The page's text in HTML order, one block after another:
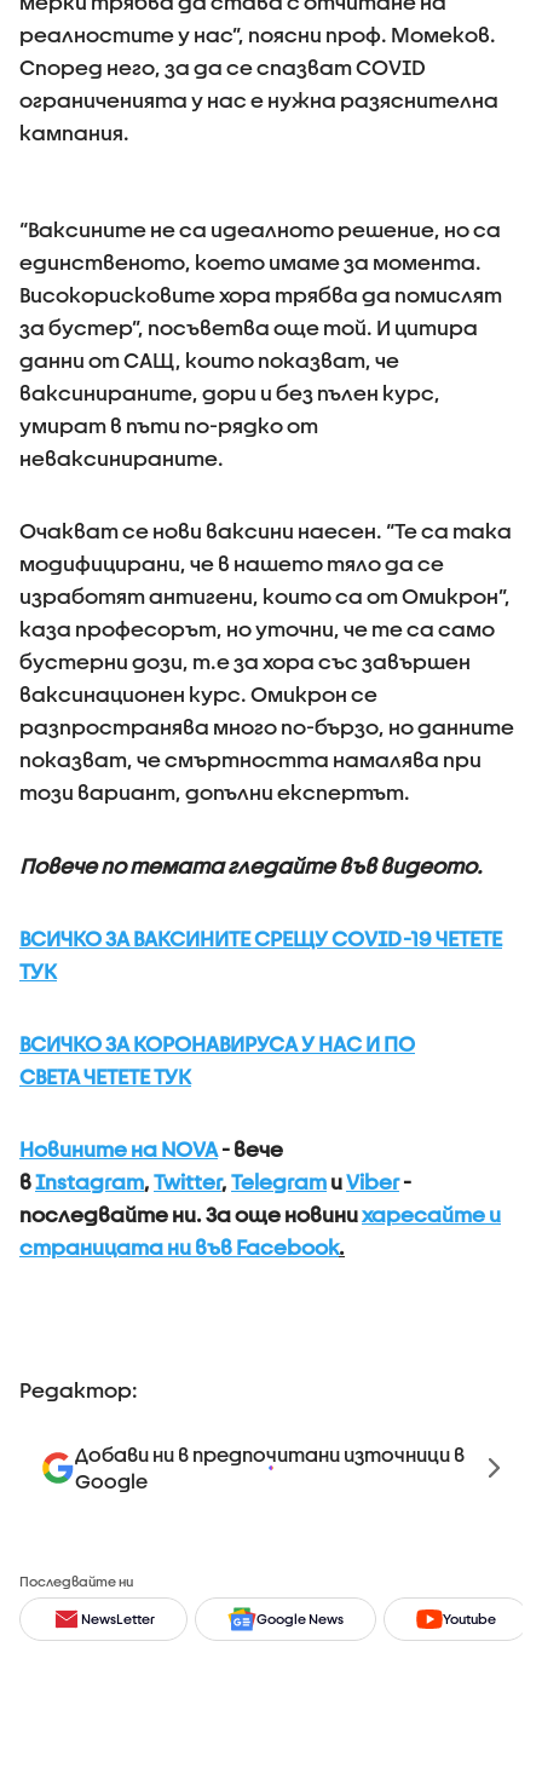
реалностите у нас”, поясни проф. Момеков.
Според него, за да се спазват COVID
ограниченията у нас е нужна разяснителна
кампания.
“Ваксините не са идеалното решение, но са
единственото, което имаме за момента.
Високорисковите хора трябва да помислят
за бустер”, посъветва още той. И цитира
данни от САЩ, които показват, че
ваксинираните, дори и без пълен курс,
умират в пъти по-рядко от
неваксинираните.
Очакват се нови ваксини наесен. “Те са така
модифицирани, че в нашето тяло да се
изработят антигени, които са от Омикрон”,
каза професорът, но уточни, че те са само
бустерни дози, т.е за хора със завършен
ваксинационен курс. Омикрон се
разпространява много по-бързо, но данните
показват, че смъртността намалява при
този вариант, допълни експертът.
Повече по темата гледайте във видеото.
ВСИЧКО ЗА ВАКСИНИТЕ СРЕЩУ COVID-19 ЧЕТЕТЕ
ТУК
ВСИЧКО ЗА КОРОНАВИРУСА У НАС И ПО
СВЕТА ЧЕТЕТЕ ТУК
Новините на NOVA- вече
вInstagram, Twitter, Telegram иViber-
последвайте ни.За още новинихаресайте и
страницата ни във Facebook.
Редактор:
Добави ни в предпочитани източници в
Google
Последвайте ни
NewsLetter Google News Youtube